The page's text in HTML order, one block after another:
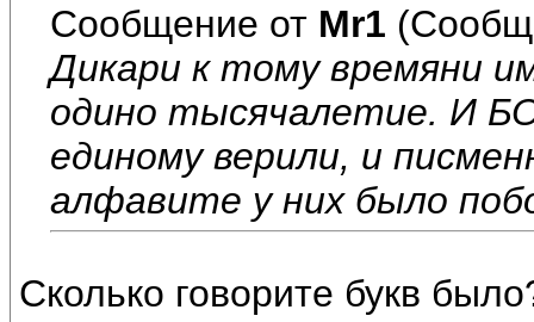
Сообщение от Mr1
Дикари к тому времяни
одино тысячалетие. И
единому верили, и
алфавите у них было
Сколько говорите букв